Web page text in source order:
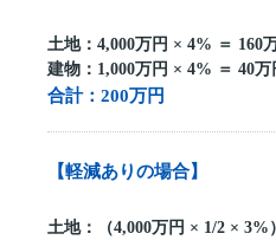
土地：4,000万円 × 4% ＝ 160
建物：1,000万円 × 4% ＝ 40万
合計：200万円
【軽減ありの場合】
土地：（4,000万円 × 1/2 ×